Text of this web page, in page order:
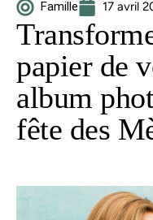
Famille 17 avril
papier de
album
fête des